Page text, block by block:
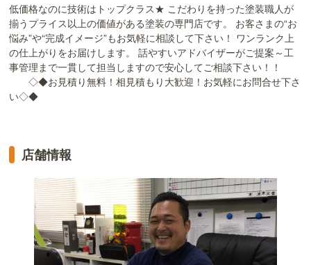
低価格なのに技術はトップクラス★ こだわりを持った塗装職人が
揃うプライス以上の価値がある塗装の専門店です。 お客さまの“お
悩み”や“完成イメージ”もお気軽に相談して下さい！ ワンランク上
の仕上がりをお届けします。 話やすいアドバイザーがご提案～工
事管理まで一貫して担当しますので安心してご相談下さい！！
◇◆お見積り無料！相見積もり大歓迎！お気軽にお問合せ下さ
い◇◆
店舗情報